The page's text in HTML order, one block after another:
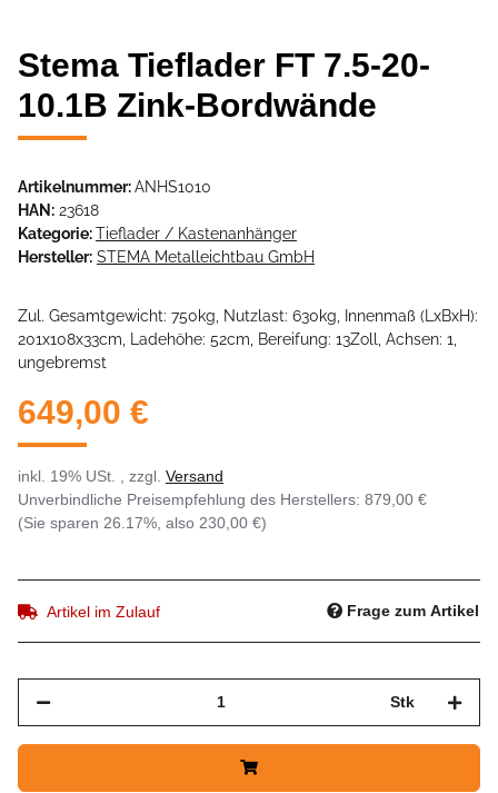
Stema Tieflader FT 7.5-20-
10.1B Zink-Bordwände
Artikelnummer:ANHS1010
HAN: 23618
Kategorie:Tieflader / Kastenanhänger
Hersteller: STEMA Metalleichtbau GmbH
Zul. Gesamtgewicht: 750kg, Nutzlast: 630kg, Innenmaß (LxBxH):
201x108x33cm, Ladehöhe: 52cm, Bereifung: 13Zoll, Achsen: 1,
ungebremst
649,00 €
inkl. 19% USt. , zzgl. Versand
Unverbindliche Preisempfehlung des Herstellers: 879,00 €
(Sie sparen 26.17% , also 230,00 €)
Artikel im Zulauf Frage zum Artikel
Stk